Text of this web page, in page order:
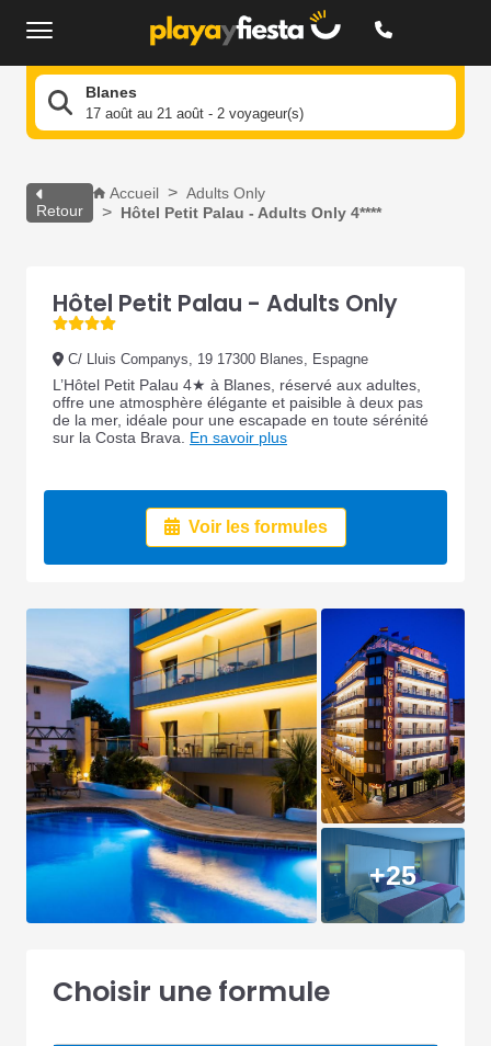
Blanes
17 août au 21 août - 2 voyageur(s)
Retour
Accueil
Adults Only
Hôtel Petit Palau - Adults Only 4****
Hôtel Petit Palau - Adults Only
C/ Lluis Companys, 19 17300 Blanes, Espagne
L’Hôtel Petit Palau 4★ à Blanes, réservé aux adultes,
offre une atmosphère élégante et paisible à deux pas
de la mer, idéale pour une escapade en toute sérénité
sur la Costa Brava.
En savoir plus
Voir les formules
+25
Choisir une formule